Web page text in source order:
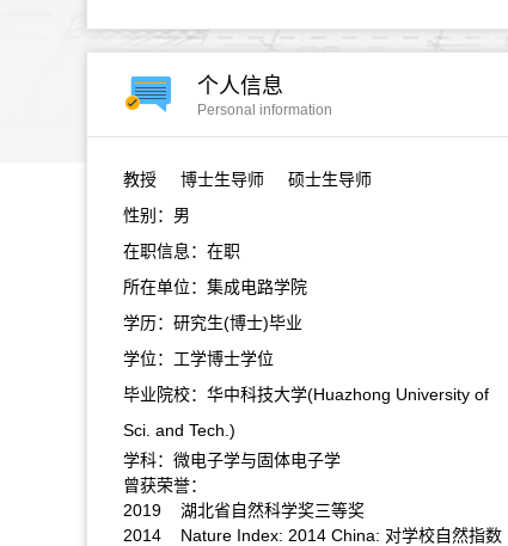
个人信息
Personal information
教授
博士生导师 硕士生导师
性别：男
在职信息：在职
所在单位：集成电路学院
学历：研究生(博士)毕业
学位：工学博士学位
毕业院校：华中科技大学(Huazhong University of
Sci. and Tech.)
学科：微电子学与固体电子学
曾获荣誉：
2019 湖北省自然科学奖三等奖
2014 Nature Index: 2014 China: 对学校自然指数